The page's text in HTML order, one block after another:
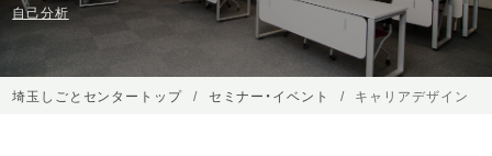
自己分析
埼玉しごとセンタートップ セミナー・イベント キャリアデザイン